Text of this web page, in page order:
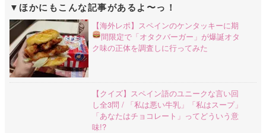
ほかにもこんな記事があるよ〜っ！
【海外レポ】スペインのケンタッキーに期
間限定で「オタクバーガー」が爆誕オタ
ク味の正体を調査しに行ってみた
【クイズ】スペイン語のユニークな言い回
し全3問 / 「私は悪い牛乳」「私はスープ」
「あなたはチョコレート」ってどういう意
味!?